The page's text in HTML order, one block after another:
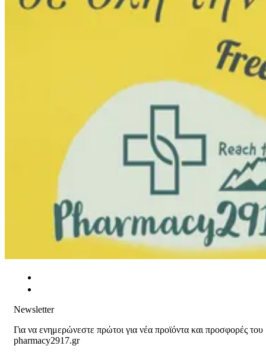
Newsletter
Για να ενημερώνεστε πρώτοι για νέα προϊόντα και προσφορές του
pharmacy2917.gr